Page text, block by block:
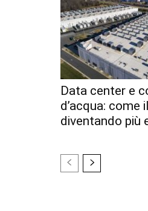
Data center e
d’acqua: come
diventando più